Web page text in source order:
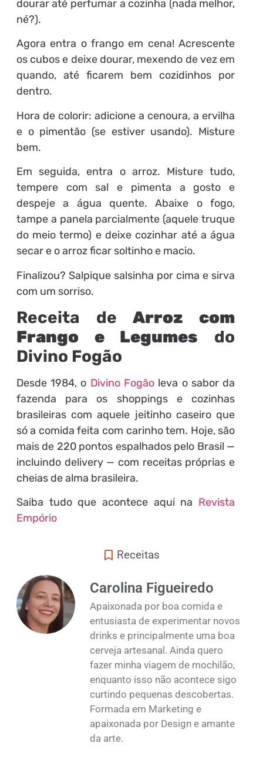
dourar até perfumar a cozinha (nada melhor,
né?).
Agora entra o frango em cena! Acrescente
os cubos e deixe dourar, mexendo de vez em
quando, até ficarem bem cozidinhos por
dentro.
Hora de colorir: adicione a cenoura, a ervilha
e o pimentão (se estiver usando). Misture
bem.
Em seguida, entra o arroz. Misture tudo,
tempere com sal e pimenta a gosto e
despeje a água quente. Abaixe o fogo,
tampe a panela parcialmente (aquele truque
do meio termo) e deixe cozinhar até a água
secar e o arroz ficar soltinho e macio.
Finalizou? Salpique salsinha por cima e sirva
com um sorriso.
Receita deArroz com
Frango e Legumes
do
Divino Fogão
Desde 1984, o Divino Fogão leva o sabor da
fazenda para os shoppings e cozinhas
brasileiras com aquele jeitinho caseiro que
só a comida feita com carinho tem. Hoje, são
mais de 220 pontos espalhados pelo Brasil —
incluindo delivery — com receitas próprias e
cheias de alma brasileira.
Saiba tudo que acontece aqui na Revista
Empório
Receitas
Carolina Figueiredo
Apaixonada por boa comida e
entusiasta de experimentar novos
drinks e principalmente uma boa
cerveja artesanal. Ainda quero
fazer minha viagem de mochilão,
enquanto isso não acontece sigo
curtindo pequenas descobertas.
Formada em Marketing e
apaixonada por Design e amante
da arte.